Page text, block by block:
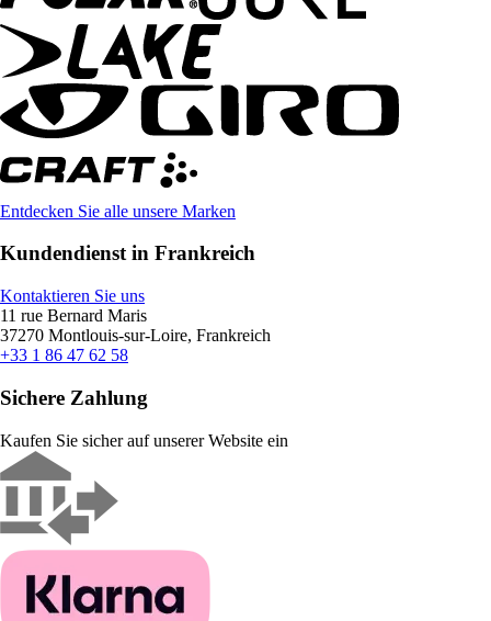
Entdecken Sie alle unsere Marken
Kundendienst in Frankreich
Kontaktieren Sie uns
11 rue Bernard Maris
37270 Montlouis-sur-Loire, Frankreich
+33 1 86 47 62 58
Sichere Zahlung
Kaufen Sie sicher auf unserer Website ein